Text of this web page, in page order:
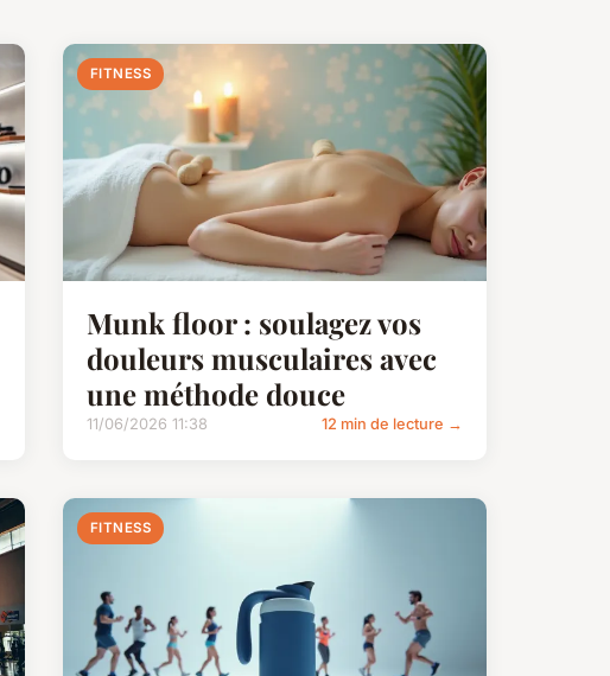
FITNESS
Munk floor : soulagez vos
douleurs musculaires avec
une méthode douce
11/06/2026 11:38 12 min de lecture →
FITNESS